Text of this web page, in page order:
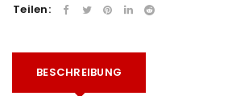
Teilen:
BESCHREIBUNG